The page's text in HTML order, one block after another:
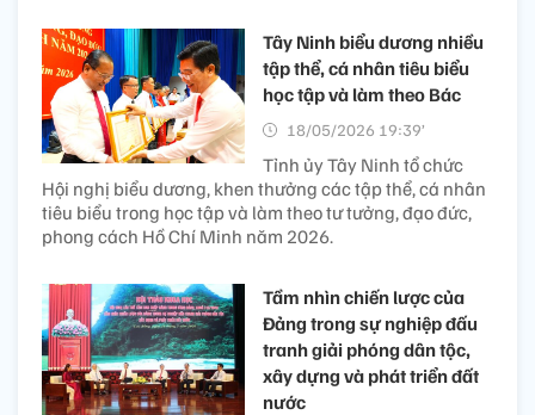
Tây Ninh biểu dương nhiều
tập thể, cá nhân tiêu biểu
học tập và làm theo Bác
18/05/2026 19:39’
Tỉnh ủy Tây Ninh tổ chức
Hội nghị biểu dương, khen thưởng các tập thể, cá nhân
tiêu biểu trong học tập và làm theo tư tưởng, đạo đức,
phong cách Hồ Chí Minh năm 2026.
Tầm nhìn chiến lược của
Đảng trong sự nghiệp đấu
tranh giải phóng dân tộc,
xây dựng và phát triển đất
nước